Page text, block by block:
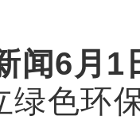
闻6月1
绿色环